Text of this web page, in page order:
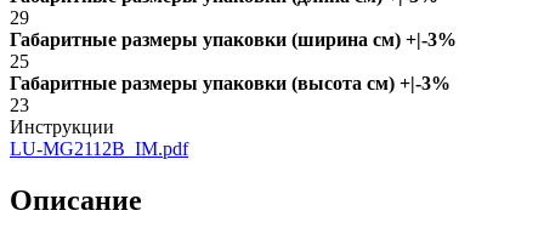
29
Габаритные размеры упаковки (ширина см) +|-3%
25
Габаритные размеры упаковки (высота см) +|-3%
23
Инструкции
LU-MG2112B_IM.pdf
Описание